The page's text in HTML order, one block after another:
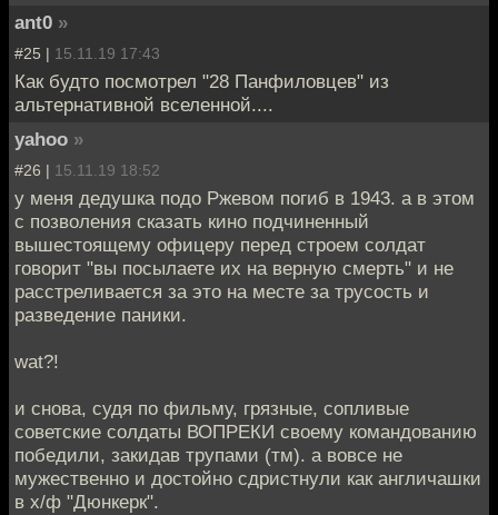
ant0 »
#25 | 15.11.19 17:43
Как будто посмотрел "28 Панфиловцев" из
альтернативной вселенной....
yahoo »
#26 | 15.11.19 18:52
у меня дедушка подо Ржевом погиб в 1943. а в этом
с позволения сказать кино подчиненный
вышестоящему офицеру перед строем солдат
говорит "вы посылаете их на верную смерть" и не
расстреливается за это на месте за трусость и
разведение паники.
wat?!
и снова, судя по фильму, грязные, сопливые
советские солдаты ВОПРЕКИ своему командованию
победили, закидав трупами (тм). а вовсе не
мужественно и достойно сдристнули как англичашки
в х/ф "Дюнкерк".